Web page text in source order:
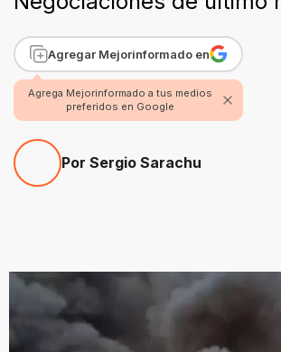
Agregar Mejorinformado en
Agrega Mejorinformado a tus medios
preferidos en Google
Por Sergio Sarachu